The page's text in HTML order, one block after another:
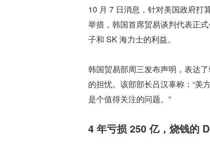
10 月 7 日消息，针对美国政府打
举措，韩国首席贸易谈判代表正
子和 SK 海力士的利益。
韩国贸易部周三发布声明，表达
的担忧。该部部长吕汉辜称：“美
是个值得关注的问题。”
4 年亏损 250 亿，烧钱的